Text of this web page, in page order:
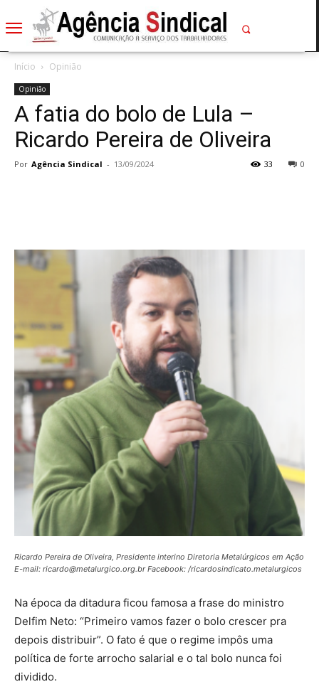
Início Opinião
Opinião
A fatia do bolo de Lula –
Ricardo Pereira de Oliveira
Por Agência Sindical - 13/09/2024 0
33
Ricardo Pereira de Oliveira, Presidente interino Diretoria Metalúrgicos em Ação
E-mail: ricardo@metalurgico.org.br Facebook: /ricardosindicato.metalurgicos
Na época da ditadura ficou famosa a frase do ministro
Delfim Neto: “Primeiro vamos fazer o bolo crescer pra
depois distribuir”. O fato é que o regime impôs uma
política de forte arrocho salarial e o tal bolo nunca foi
dividido.